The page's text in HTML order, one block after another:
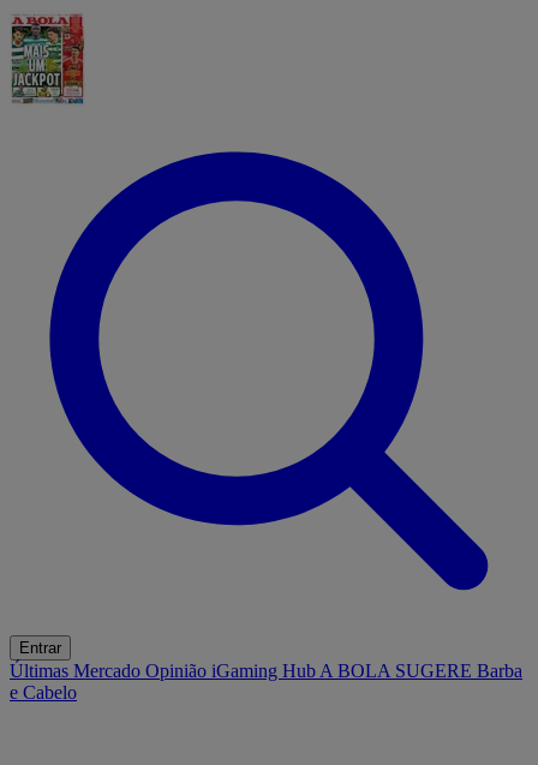
Entrar
Últimas Mercado Opinião iGaming Hub A BOLA SUGERE Barba
e Cabelo